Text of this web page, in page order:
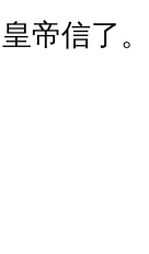
皇帝信了。